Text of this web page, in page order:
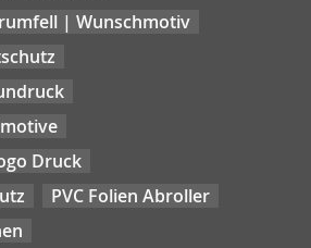
| Wunschmotiv
Druck
PVC Folien Abroller